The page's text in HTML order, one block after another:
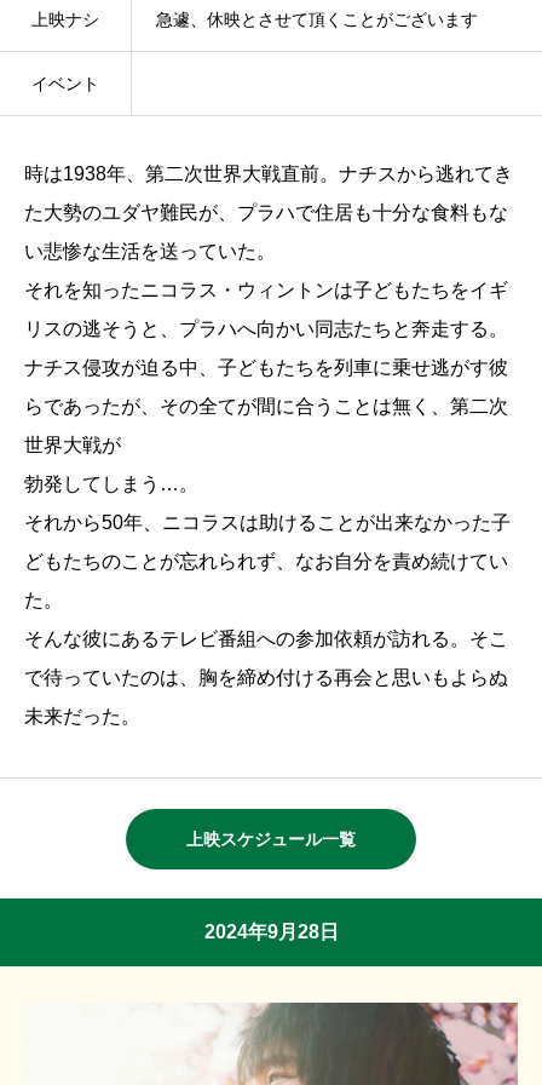
上映ナシ 急遽、休映とさせて頂くことがございます
イベント
時は1938年、第二次世界大戦直前。ナチスから逃れてき
た大勢のユダヤ難民が、プラハで住居も十分な食料もな
い悲惨な生活を送っていた。
それを知ったニコラス・ウィントンは子どもたちをイギ
リスの逃そうと、プラハへ向かい同志たちと奔走する。
ナチス侵攻が迫る中、子どもたちを列車に乗せ逃がす彼
らであったが、その全てが間に合うことは無く、第二次
世界大戦が
勃発してしまう…。
それから50年、ニコラスは助けることが出来なかった子
どもたちのことが忘れられず、なお自分を責め続けてい
た。
そんな彼にあるテレビ番組への参加依頼が訪れる。そこ
で待っていたのは、胸を締め付ける再会と思いもよらぬ
未来だった。
上映スケジュール一覧
2024年9月28日